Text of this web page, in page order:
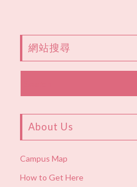
網站搜尋
About Us
Campus Map
How to Get Here